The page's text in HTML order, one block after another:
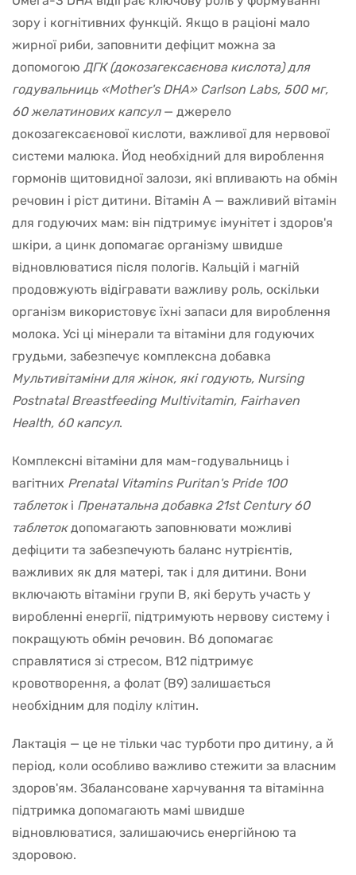
зору і когнітивних функцій. Якщо в раціоні мало
жирної риби, заповнити дефіцит можна за
допомогою ДГК (докозагексаєнова кислота) для
годувальниць «Mother's DHA» Carlson Labs, 500 мг,
60 желатинових капсул— джерело
докозагексаєнової кислоти, важливої для нервової
системи малюка. Йод необхідний для вироблення
гормонів щитовидної залози, які впливають на обмін
речовин і ріст дитини. Вітамін A — важливий вітамін
для годуючих мам: він підтримує імунітет і здоров'я
шкіри, а цинк допомагає організму швидше
відновлюватися після пологів. Кальцій і магній
продовжують відігравати важливу роль, оскільки
організм використовує їхні запаси для вироблення
молока. Усі ці мінерали та вітаміни для годуючих
грудьми, забезпечує комплексна добавка
Мультивітаміни для жінок, які годують, Nursing
Postnatal Breastfeeding Multivitamin, Fairhaven
Health, 60 капсул.
Комплексні вітаміни для мам-годувальниць і
вагітних Prenatal Vitamins Puritan's Pride 100
таблетокі Пренатальна добавка 21st Century 60
таблетокдопомагають заповнювати можливі
дефіцити та забезпечують баланс нутрієнтів,
важливих як для матері, так і для дитини. Вони
включають вітаміни групи B, які беруть участь у
виробленні енергії, підтримують нервову систему і
покращують обмін речовин. B6 допомагає
справлятися зі стресом, B12 підтримує
кровотворення, а фолат (B9) залишається
необхідним для поділу клітин.
Лактація — це не тільки час турботи про дитину, а й
період, коли особливо важливо стежити за власним
здоров'ям. Збалансоване харчування та вітамінна
підтримка допомагають мамі швидше
відновлюватися, залишаючись енергійною та
здоровою.